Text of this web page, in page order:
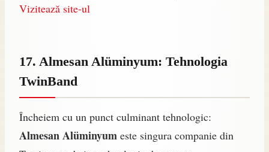
Vizitează site-ul
17. Almesan Alüminyum: Tehnologia
TwinBand
Încheiem cu un punct culminant tehnologic:
Almesan Alüminyum este singura companie din